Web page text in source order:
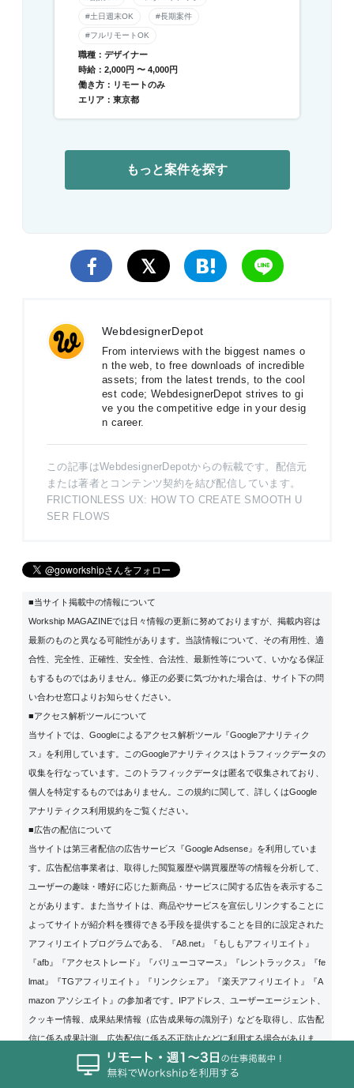
#土日週末OK #長期案件
#フルリモートOK
職種：デザイナー
時給：2,000円 〜 4,000円
働き方：リモートのみ
エリア：東京都
もっと案件を探す
WebdesignerDepot
From interviews with the biggest names o
n the web, to free downloads of incredible
assets; from the latest trends, to the cool
est code; WebdesignerDepot strives to gi
ve you the competitive edge in your desig
n career.
この記事はWebdesignerDepotからの転載です。配信元
または著者とコンテンツ契約を結び配信しています。
FRICTIONLESS UX: HOW TO CREATE SMOOTH U
SER FLOWS
■当サイト掲載中の情報について
Workship MAGAZINEでは日々情報の更新に努めておりますが、掲載内容は
最新のものと異なる可能性があります。当該情報について、その有用性、適
合性、完全性、正確性、安全性、合法性、最新性等について、いかなる保証
もするものではありません。修正の必要に気づかれた場合は、サイト下の問
い合わせ窓口よりお知らせください。
■アクセス解析ツールについて
当サイトでは、Googleによるアクセス解析ツール『Googleアナリティク
ス』を利用しています。このGoogleアナリティクスはトラフィックデータの
収集を行なっています。このトラフィックデータは匿名で収集されており、
個人を特定するものではありません。この規約に関して、詳しくはGoogle
アナリティクス利用規約をご覧ください。
■広告の配信について
当サイトは第三者配信の広告サービス『Google Adsense』を利用していま
す。広告配信事業者は、取得した閲覧履歴や購買履歴等の情報を分析して、
ユーザーの趣味・嗜好に応じた新商品・サービスに関する広告を表示するこ
とがあります。また当サイトは、商品やサービスを宣伝しリンクすることに
よってサイトが紹介料を獲得できる手段を提供することを目的に設定された
アフィリエイトプログラムである、『A8.net』『もしもアフィリエイト』
『afb』『アクセストレード』『バリューコマース』『レントラックス』『fe
lmat』『TGアフィリエイト』『リンクシェア』『楽天アフィリエイト』『A
mazon アソシエイト』の参加者です。IPアドレス、ユーザーエージェント、
クッキー情報、成果結果情報（広告成果毎の識別子）などを取得し、広告配
信に係る成果計測、広告配信に係る不正防止などに利用する場合がありま